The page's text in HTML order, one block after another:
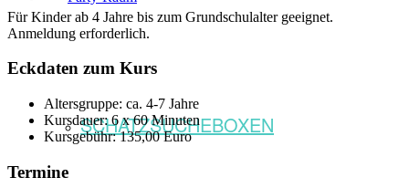
SCHATZSUCHEBOXEN
Für Kinder ab 4 Jahre bis zum Grundschulalter geeignet.
Anmeldung erforderlich.
Eckdaten zum Kurs
Altersgruppe: ca. 4-7 Jahre
Kursdauer: 6 x 60 Minuten
Kursgebühr: 135,00 Euro
Termine